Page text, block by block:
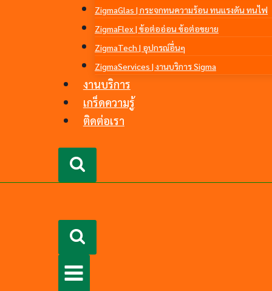
ZigmaGlas | กระจกทนความร้อน ทนแรงดัน ทนไฟ
ZigmaFlex | ข้อต่ออ่อน ข้อต่อขยาย
ZigmaTech | อุปกรณ์อื่นๆ
ZigmaServices | งานบริการ Sigma
งานบริการ
เกร็ดความรู้
ติดต่อเรา